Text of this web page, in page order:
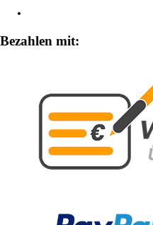
Bezahlen mit: